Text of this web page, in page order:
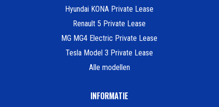
Hyundai KONA Private Lease
Renault 5 Private Lease
MG MG4 Electric Private Lease
Tesla Model 3 Private Lease
Alle modellen
INFORMATIE